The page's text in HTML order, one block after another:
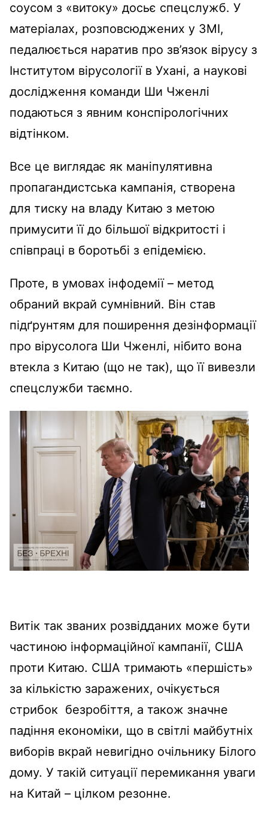
соусом з «витоку» досьє спецслужб. У
матеріалах, розповсюджених у ЗМІ,
педалюється наратив про зв’язок вірусу з
Інститутом вірусології в Ухані, а наукові
дослідження команди Ши Чженлі
подаються з явним конспірологічних
відтінком.
Все це виглядає як маніпулятивна
пропагандистська кампанія, створена
для тиску на владу Китаю з метою
примусити її до більшої відкритості і
співпраці в боротьбі з епідемією.
Проте, в умовах інфодемії – метод
обраний вкрай сумнівний. Він став
підґрунтям для поширення дезінформації
про вірусолога Ши Чженлі, нібито вона
втекла з Китаю (що не так), що її вивезли
спецслужби таємно.
Витік так званих розвідданих може бути
частиною інформаційної кампанії, США
проти Китаю. США тримають «першість»
за кількістю заражених, очікується
стрибок безробіття, а також значне
падіння економіки, що в світлі майбутніх
виборів вкрай невигідно очільнику Білого
дому. У такій ситуації перемикання уваги
на Китай – цілком резонне.